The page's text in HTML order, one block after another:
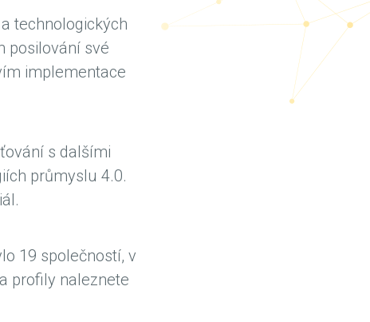
technologických
posilování své
implementace
s dalšími
průmyslu 4.0.
19 společností, v
profily naleznete